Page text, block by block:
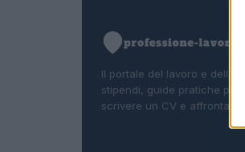
Il portale del lavoro e della
stipendi, guide pratiche
scrivere un CV e affrontare